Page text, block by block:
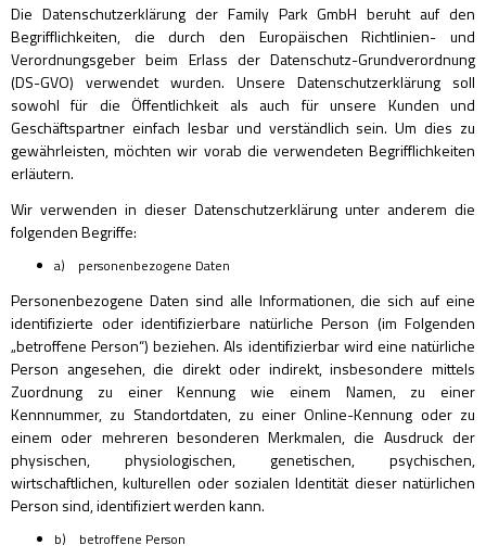
Die Datenschutzerklärung der Family Park GmbH beruht auf den
Begrifflichkeiten, die durch den Europäischen Richtlinien- und
Verordnungsgeber beim Erlass der Datenschutz-Grundverordnung
(DS-GVO) verwendet wurden. Unsere Datenschutzerklärung soll
sowohl für die Öffentlichkeit als auch für unsere Kunden und
Geschäftspartner einfach lesbar und verständlich sein. Um dies zu
gewährleisten, möchten wir vorab die verwendeten Begrifflichkeiten
erläutern.
Wir verwenden in dieser Datenschutzerklärung unter anderem die
folgenden Begriffe:
a) personenbezogene Daten
Personenbezogene Daten sind alle Informationen, die sich auf eine
identifizierte oder identifizierbare natürliche Person (im Folgenden
„betroffene Person“) beziehen. Als identifizierbar wird eine natürliche
Person angesehen, die direkt oder indirekt, insbesondere mittels
Zuordnung zu einer Kennung wie einem Namen, zu einer
Kennnummer, zu Standortdaten, zu einer Online-Kennung oder zu
einem oder mehreren besonderen Merkmalen, die Ausdruck der
physischen, physiologischen, genetischen, psychischen,
wirtschaftlichen, kulturellen oder sozialen Identität dieser natürlichen
Person sind, identifiziert werden kann.
b) betroffene Person